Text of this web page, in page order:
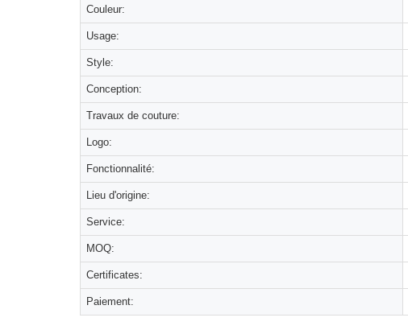
Couleur:
Usage:
Style:
Conception:
Travaux de couture:
Logo:
Fonctionnalité:
Lieu d'origine:
Service:
MOQ:
Certificates:
Paiement: